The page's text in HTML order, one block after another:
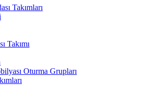
Takımları
Takımı
Oturma Grupları